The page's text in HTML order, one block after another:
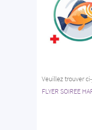
Veuillez trouver
FLYER SOIREE